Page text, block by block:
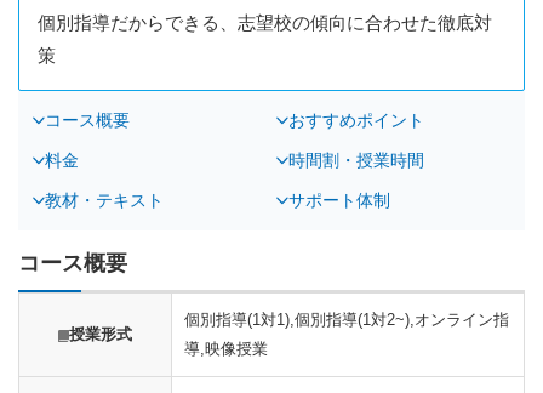
個別指導だからできる、志望校の傾向に合わせた徹底対
策
コース概要 おすすめポイント
料金 時間割・授業時間
教材・テキスト サポート体制
コース概要
授業形式
個別指導(1対1),個別指導(1対2~),オンライン指
導,映像授業